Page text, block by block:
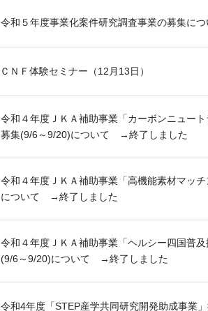
令和５年度事業化案件研究調査事業の募集
ＣＮＦ体験セミナー（12月13日）
令和４年度ＪＫＡ補助事業「カーボンニュー
募集(9/6～9/20)について →終了しました
令和４年度ＪＫＡ補助事業「高機能素材マッ
について →終了しました
令和４年度ＪＫＡ補助事業「ヘルシー四国普
(9/6～9/20)について →終了しました
令和4年度「STEP産学共同研究開発助成事業